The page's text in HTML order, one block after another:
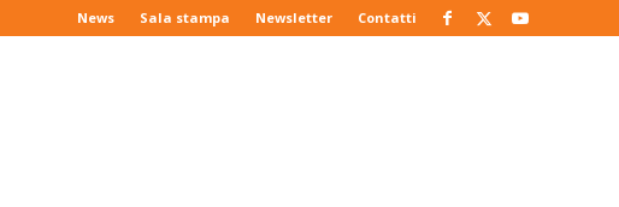
News Sala stampa Newsletter Contatti